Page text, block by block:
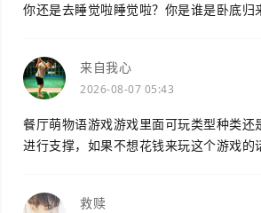
你还是去睡觉啦睡觉啦？你是谁是卧底归
来自我心
2026-08-07 05:43
餐厅萌物语游戏游戏里面可玩类型种类
进行支撑，如果不想花钱来玩这个游戏的
救赎